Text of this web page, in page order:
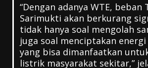
“Dengan adanya WTE, beban
Sarimukti akan berkurang
tidak hanya soal mengolah
juga soal menciptakan
yang bisa dimanfaatkan
listrik masyarakat sekitar,”